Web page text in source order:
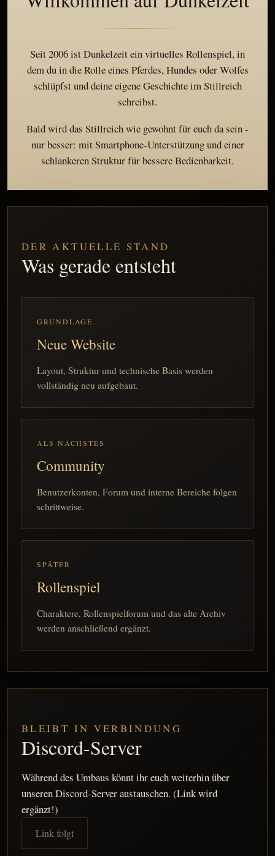
Seit 2006 ist Dunkelzeit ein virtuelles Rollenspiel, in
dem du in die Rolle eines Pferdes, Hundes oder Wolfes
schlüpfst und deine eigene Geschichte im Stillreich
schreibst.
Bald wird das Stillreich wie gewohnt für euch da sein -
nur besser: mit Smartphone-Unterstützung und einer
schlankeren Struktur für bessere Bedienbarkeit.
DER AKTUELLE STAND
Was gerade entsteht
GRUNDLAGE
Neue Website
Layout, Struktur und technische Basis werden
vollständig neu aufgebaut.
ALS NÄCHSTES
Community
Benutzerkonten, Forum und interne Bereiche folgen
schrittweise.
SPÄTER
Rollenspiel
Charaktere, Rollenspielforum und das alte Archiv
werden anschließend ergänzt.
BLEIBT IN VERBINDUNG
Discord-Server
Während des Umbaus könnt ihr euch weiterhin über
unseren Discord-Server austauschen. (Link wird
ergänzt!)
Link folgt